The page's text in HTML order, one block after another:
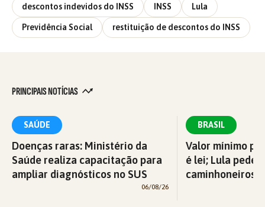
descontos indevidos do INSS INSS Lula
Previdência Social restituição de descontos do INSS
PRINCIPAIS NOTÍCIAS
SAÚDE
Doenças raras: Ministério da
Saúde realiza capacitação para
ampliar diagnósticos no SUS
06/08/26
BRASIL
Valor mínimo
é lei; Lula pede
caminhoneiros